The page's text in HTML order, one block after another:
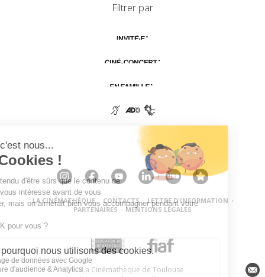
Filtrer par
LA CINÉMATHÈQUE · CONTACTS · LETTRE D'INFORMATION ·
PARTENAIRES · MENTIONS LÉGALES
La Cinémathèque de Toulouse